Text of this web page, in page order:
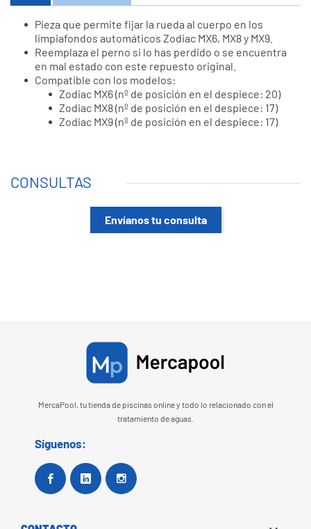
Pieza que permite fijar la rueda al cuerpo en los
limpiafondos automáticos Zodiac MX6, MX8 y MX9.
Reemplaza el perno si lo has perdido o se encuentra
en mal estado con este repuesto original.
Compatible con los modelos:
Zodiac MX6 (nº de posición en el despiece: 20)
Zodiac MX8 (nº de posición en el despiece: 17)
Zodiac MX9 (nº de posición en el despiece: 17)
CONSULTAS
Envíanos tu consulta
MercaPool, tu tienda de piscinas online y todo lo relacionado con el
tratamiento de aguas.
Síguenos:
Facebook Google+